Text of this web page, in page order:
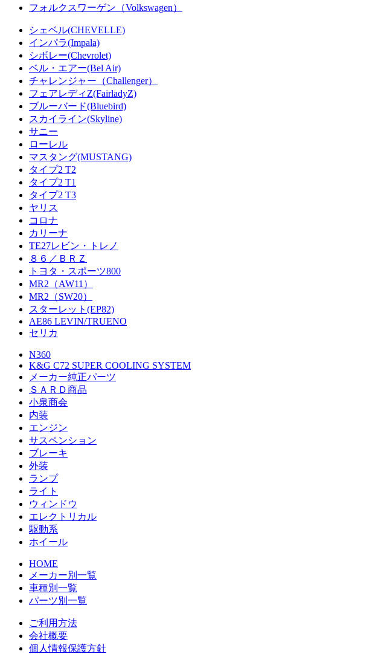
フォルクスワーゲン（Volkswagen）
シェベル(CHEVELLE)
インパラ(Impala)
シボレー(Chevrolet)
ベル・エアー(Bel Air)
チャレンジャー（Challenger）
フェアレディZ(FairladyZ)
ブルーバード(Bluebird)
スカイライン(Skyline)
サニー
ローレル
マスタング(MUSTANG)
タイプ2 T2
タイプ2 T1
タイプ2 T3
ヤリス
コロナ
カリーナ
TE27レビン・トレノ
８６／ＢＲＺ
トヨタ・スポーツ800
MR2（AW11）
MR2（SW20）
スターレット(EP82)
AE86 LEVIN/TRUENO
セリカ
N360
K&G C72 SUPER COOLING SYSTEM
メーカー純正パーツ
ＳＡＲＤ商品
小泉商会
内装
エンジン
サスペンション
ブレーキ
外装
ランプ
ライト
ウィンドウ
エレクトリカル
駆動系
ホイール
HOME
メーカー別一覧
車種別一覧
パーツ別一覧
ご利用方法
会社概要
個人情報保護方針